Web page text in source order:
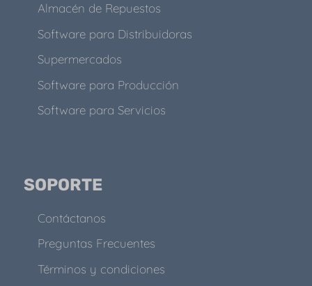
Almacén de Repuestos
Software para Distribuidoras
Supermercados
Software para Producción
Software para Servicios
SOPORTE
Contáctanos
Preguntas Frecuentes
Términos y condiciones